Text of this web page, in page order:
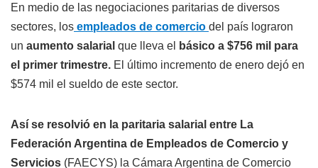
En medio de las negociaciones paritarias de diversos
sectores, los empleados de comercio del país lograron
un aumento salarial que lleva el
básico a $756 mil para
el primer trimestre. El último incremento de enero dejó en
$574 mil el sueldo de este sector.
Así se resolvió en la paritaria salarial entre La
Federación Argentina de Empleados de Comercio y
Servicios (FAECYS) la Cámara Argentina de Comercio